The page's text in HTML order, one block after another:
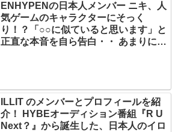
ENHYPENの日本人メンバー ニキ、人
気ゲームのキャラクターにそっく
り！？「○○に似ていると思います」と
正直な本音を自ら告白・・ あまりにも
ILLIT のメンバーとプロフィールを紹
介！ HYBEオーディション番組『R U
Next？』から誕生した、日本人のイロ